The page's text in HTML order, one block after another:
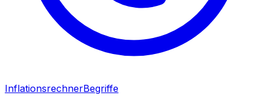
InflationsrechnerBegriffe